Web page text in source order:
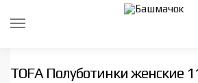
TOFA Полуботинки женские